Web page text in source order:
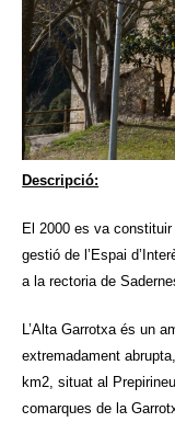
Descripció:
El 2000 es va
gestió de l’Espai
a la rectoria de
L’Alta Garrotxa és un
extremadament
km2, situat al
comarques de la